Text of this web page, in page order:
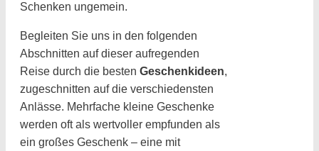
Schenken ungemein.
Begleiten Sie uns in den folgenden
Abschnitten auf dieser aufregenden
Reise durch die besten Geschenkideen,
zugeschnitten auf die verschiedensten
Anlässe. Mehrfache kleine Geschenke
werden oft als wertvoller empfunden als
ein großes Geschenk – eine mit